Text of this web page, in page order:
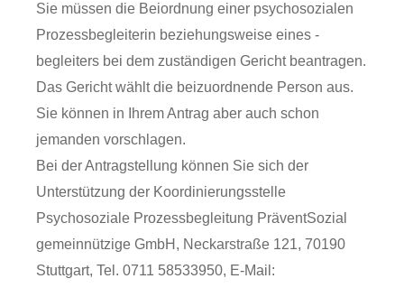
Sie müssen die Beiordnung einer psychosozialen
Prozessbegleiterin beziehungsweise eines -
begleiters bei dem zuständigen Gericht beantragen.
Das Gericht wählt die beizuordnende Person aus.
Sie können in Ihrem Antrag aber auch schon
jemanden vorschlagen.
Bei der Antragstellung können Sie sich der
Unterstützung der Koordinierungsstelle
Psychosoziale Prozessbegleitung PräventSozial
gemeinnützige GmbH, Neckarstraße 121, 70190
Stuttgart, Tel. 0711 58533950, E-Mail: